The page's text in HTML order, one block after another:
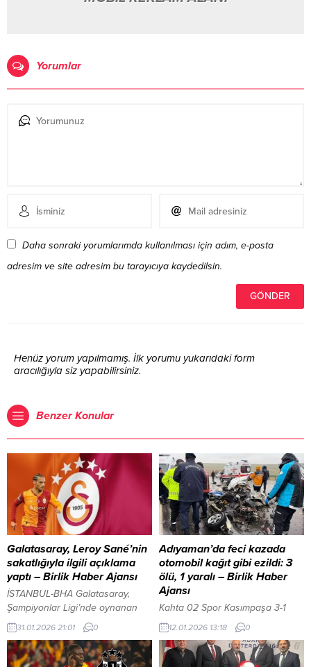
Yorumlar
Daha sonraki yorumlarımda kullanılması için adım, e-posta
adresim ve site adresim bu tarayıcıya kaydedilsin.
Henüz yorum yapılmamış. İlk yorumu yukarıdaki form
aracılığıyla siz yapabilirsiniz.
Benzer Konular
Galatasaray, Leroy Sané’nin
sakatlığıyla ilgili açıklama
yaptı – Birlik Haber Ajansı
İSTANBUL-BHA Galatasaray,
Şampiyonlar Ligi’nde oynanan
Manchester City maçında
sakatlanan Leroy Sané’nin sağlık
durumuna ilişkin açıklama yaptı.
Kulüpten yapılan bilgilendirmede,
31.01.2026 21:01 0
Adıyaman’da feci kazada
otomobil kağıt gibi ezildi: 3
ölü, 1 yaralı – Birlik Haber
Ajansı
Kahta 02 Spor Kasımpaşa 3-1
yenerek 4. tura yükseldi İçeriği
Görüntüle YAZI ARASI REKLAM
ALANI ADIYAMAN-BHA Kaza,
sabah saatlerinde Kahta–
12.01.2026 13:18 0